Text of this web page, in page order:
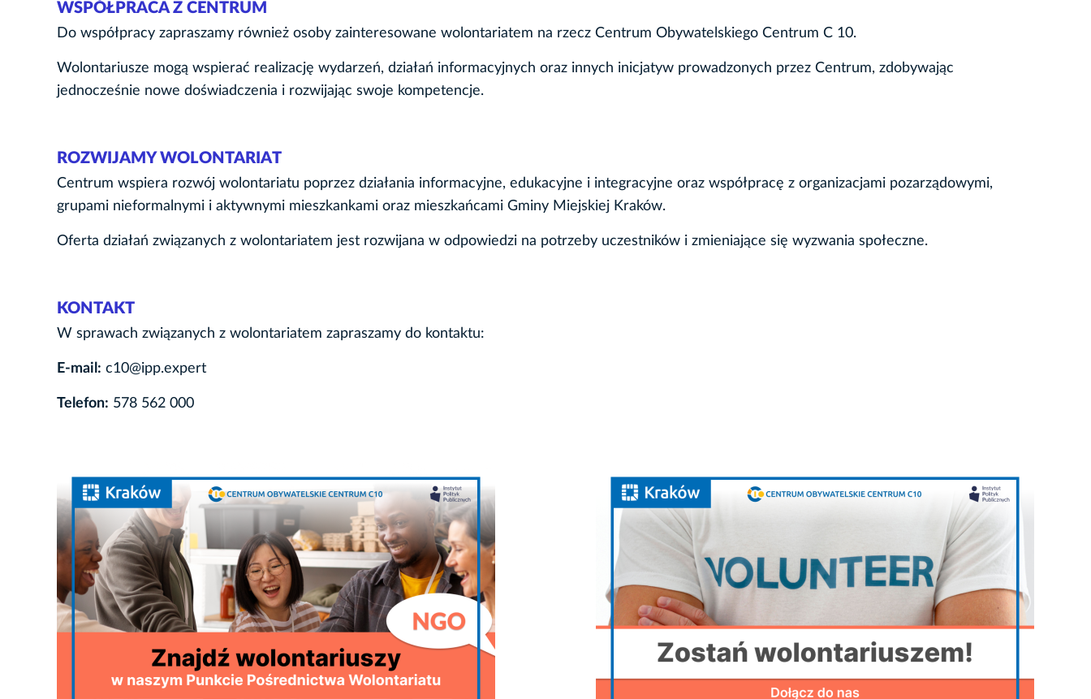
WSPÓŁPRACA Z CENTRUM
Do współpracy zapraszamy również osoby zainteresowane wolontariatem na rzecz Centrum Obywatelskiego Centrum C 10.
Wolontariusze mogą wspierać realizację wydarzeń, działań informacyjnych oraz innych inicjatyw prowadzonych przez Centrum, zdobywając
jednocześnie nowe doświadczenia i rozwijając swoje kompetencje.
ROZWIJAMY WOLONTARIAT
Centrum wspiera rozwój wolontariatu poprzez działania informacyjne, edukacyjne i integracyjne oraz współpracę z organizacjami pozarządowymi,
grupami nieformalnymi i aktywnymi mieszkankami oraz mieszkańcami Gminy Miejskiej Kraków.
Oferta działań związanych z wolontariatem jest rozwijana w odpowiedzi na potrzeby uczestników i zmieniające się wyzwania społeczne.
KONTAKT
W sprawach związanych z wolontariatem zapraszamy do kontaktu:
E-mail: c10@ipp.expert
Telefon: 578 562 000